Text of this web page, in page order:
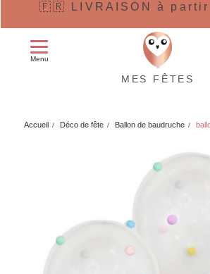
🇫🇷 LIVRAISON à partir
Menu
MES FÊTES
Accueil Déco de fête Ballon de baudruche